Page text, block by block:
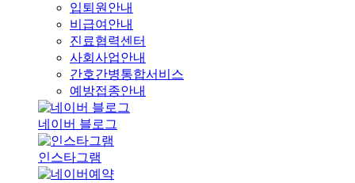
입퇴원안내
비급여안내
진료협력센터
사회사업안내
간호간병통합서비스
예방접종안내
네이버 블로그
인스타그램